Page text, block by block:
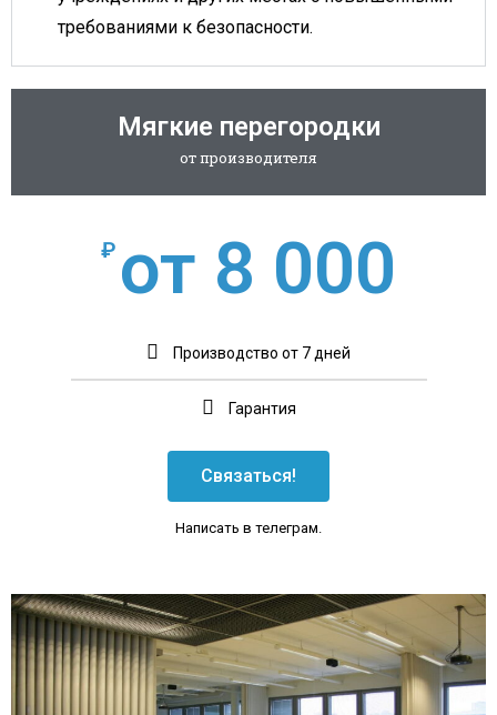
требованиями к безопасности.
Мягкие перегородки
от производителя
₽ от 8 000
Производство от 7 дней
Гарантия
Связаться!
Написать в телеграм.